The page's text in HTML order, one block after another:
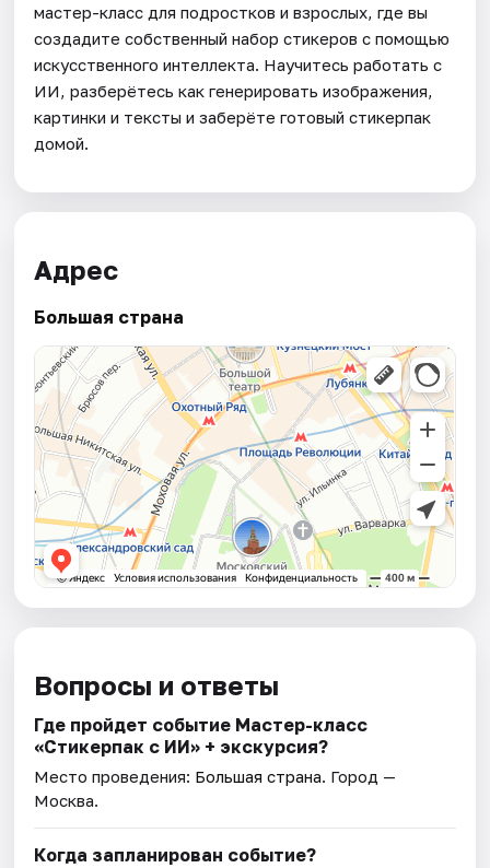
мастер-класс для подростков и взрослых, где вы
создадите собственный набор стикеров с помощью
искусственного интеллекта. Научитесь работать с
ИИ, разберётесь как генерировать изображения,
картинки и тексты и заберёте готовый стикерпак
домой.
Адрес
Большая страна
Вопросы и ответы
Где пройдет событие Мастер-класс
«Стикерпак с ИИ» + экскурсия?
Место проведения: Большая страна. Город —
Москва.
Когда запланирован событие?